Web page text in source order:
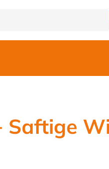
Saftige